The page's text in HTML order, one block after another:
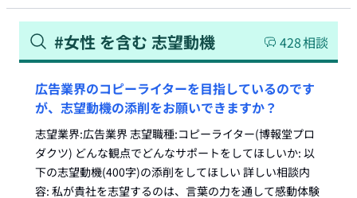
#女性 を含む 志望動機 428相談
広告業界のコピーライターを目指しているのです
が、志望動機の添削をお願いできますか？
志望業界:広告業界 志望職種:コピーライター(博報堂プロ
ダクツ) どんな観点でどんなサポートをしてほしいか: 以
下の志望動機(400字)の添削をしてほしい 詳しい相談内
容: 私が貴社を志望するのは、言葉の力を通して感動体験